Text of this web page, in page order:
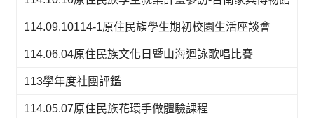
114.09.10114-1原住民族學生期初校園生活座談會
114.06.04原住民族文化日暨山海迴詠歌唱比賽
113學年度社團評鑑
114.05.07原住民族花環手做體驗課程